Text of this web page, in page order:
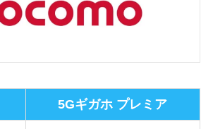
5Gギガホ プレミア